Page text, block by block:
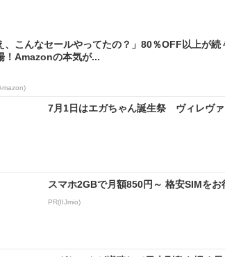
、こんなセールやってたの？」80％OFF以上が続
！Amazonの本気が...
7月1日はエガちゃん誕生祭 ヴィレヴ
スマホ2GBで月額850円～ 格安SIMをお
PR(IIJmio)